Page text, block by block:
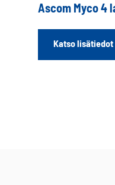
Ascom Myco 4
Katso lisätiedot